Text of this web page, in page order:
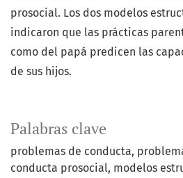
Palabras clave
problemas de conducta
conducta prosocial modelos
prosocial. Los dos modelos
indicaron que las prácticas
como del papá predicen las
de sus hijos.